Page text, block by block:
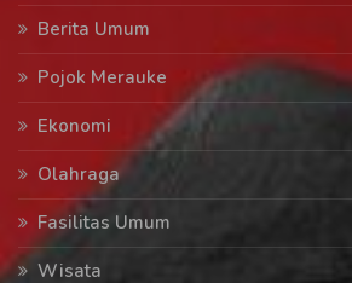
Berita Umum
Pojok Merauke
Ekonomi
Olahraga
Fasilitas Umum
Wisata